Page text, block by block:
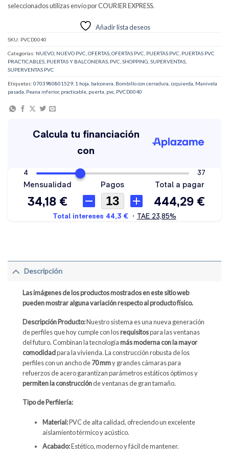
seleccionados utilizas envío por COURIER EXPRESS.
Añadir lista deseos
SKU: PVCD0040
Categorías: NUEVO NUEVO PVC OFERTAS OFERTAS PVC PUERTAS PVC PUERTAS PVC
PRACTICABLES PUERTAS Y BALCONERAS PVC SHOPPING SUPERVENTAS
SUPERVENTAS PVC
Etiquetas: 0703980801529 1 hoja balconera Bombillo con cerradura izquierda Manivela
pasada Peana inferior, practicable puerta pvc PVCD0040
Descripción
Las imágenes de los productos mostrados en este sitio web
pueden mostrar alguna variación respecto al producto físico.
Descripción Producto:Nuestro sistema es una nueva generación
de perfiles que hoy cumple con losrequisitospara las ventanas
del futuro. Combinan la tecnologíamás moderna con la mayor
comodidadpara la vivienda. La construcción robusta de los
perfiles con un ancho de70 mmy grandes cámaras para
refuerzos de acero garantizan parámetros estáticos óptimos y
permiten la construcciónde ventanas de gran tamaño.
Tipo de Perfilería:
Material:PVC de alta calidad, ofreciendo un excelente
aislamiento térmico y acústico.
Acabado:Estético, moderno y fácil de mantener.